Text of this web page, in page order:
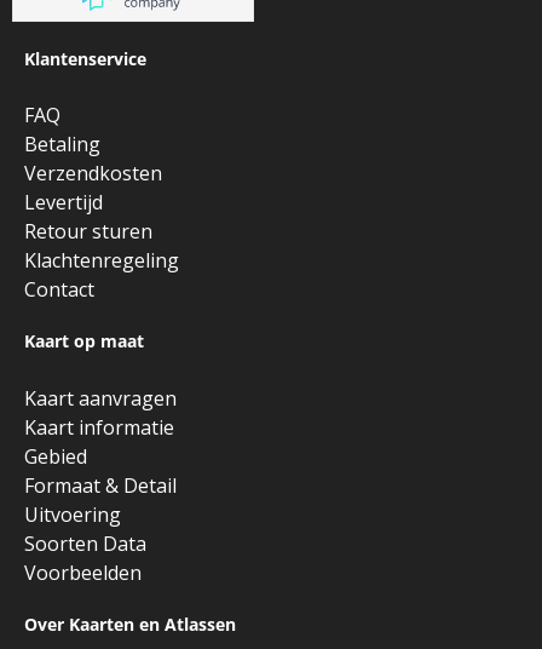
Klantenservice
FAQ
Betaling
Verzendkosten
Levertijd
Retour sturen
Klachtenregeling
Contact
Kaart op maat
Kaart aanvragen
Kaart informatie
Gebied
Formaat & Detail
Uitvoering
Soorten Data
Voorbeelden
Over Kaarten en Atlassen